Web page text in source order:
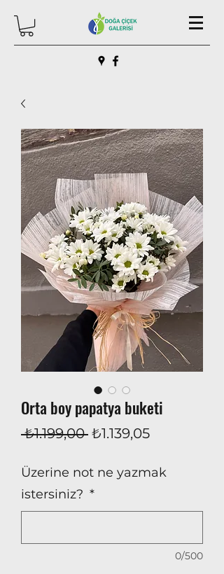
Orta boy papatya buketi
₺1.199,00 Normal
₺1.139,05İndirimli
Üzerine not ne yazmak
istersiniz? *
0/500